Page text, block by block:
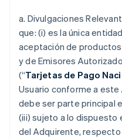
a. Divulgaciones
que: (i) es la única
aceptación de
y de Emisores
(“Tarjetas de Pago
Usuario conforme a
debe ser parte principal
(iii) sujeto a lo dispuesto
del Adquirente,